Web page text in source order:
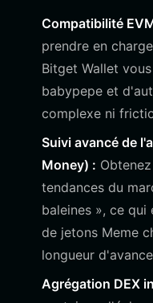
Compatibilité
prendre en
Bitget Wallet
babypepe et
complexe ni
Suivi avancé de
Money) :
tendances du
baleines », ce
de jetons Meme
longueur
Agrégation DEX